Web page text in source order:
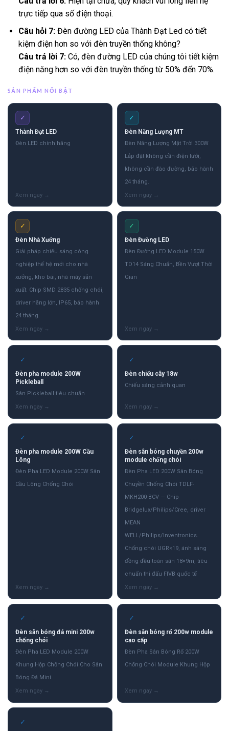
trực tiếp qua số điện thoại.
Câu hỏi 7:Đèn đường LED của Thành Đạt Led có tiết
kiệm điện hơn so với đèn truyền thống không?
Câu trả lời 7:Có, đèn đường LED của chúng tôi tiết kiệm
điện năng hơn so với đèn truyền thống từ 50% đến 70%.
SẢN PHẨM NỔI BẬT
✓
Thành Đạt LED
Đèn LED chính hãng
✓
Đèn Năng Lượng MT
Đèn Năng Lượng Mặt Trời 300W
Lắp đặt không cần điện lưới,
không cần đào đường, bảo hành
24 tháng.
✓
Đèn Nhà Xưởng
Giải pháp chiếu sáng công
nghiệp thế hệ mới cho nhà
xưởng, kho bãi, nhà máy sản
xuất. Chip SMD 2835 chống chói,
driver hãng lớn, IP65, bảo hành
24 tháng.
✓
Đèn Đường LED
Đèn Đường LED Module 150W
TD14 Sáng Chuẩn, Bền Vượt Thời
Gian
✓
Đèn pha module 200W
Pickleball
Sân Pickleball tiêu chuẩn
✓
Đèn chiếu cây 18w
Chiếu sáng cảnh quan
✓
Đèn pha module 200W Cầu
Lông
Đèn Pha LED Module 200W Sân
Cầu Lông Chống Chói
✓
Đèn sân bóng chuyền 200w
module chống chói
Đèn Pha LED 200W Sân Bóng
Chuyền Chống Chói TDLF-
MKH200-BCV — Chip
Bridgelux/Philips/Cree, driver
MEAN
WELL/Philips/Inventronics.
Chống chói UGR<19, ánh sáng
đồng đều toàn sân 18×9m, tiêu
chuẩn thi đấu FIVB quốc tế
✓
Đèn sân bóng đá mini 200w
chống chói
Đèn Pha LED Module 200W
Khung Hộp Chống Chói Cho Sân
Bóng Đá Mini
✓
Đèn sân bóng rổ 200w module
cao cấp
Đèn Pha Sân Bóng Rổ 200W
Chống Chói Module Khung Hộp
✓